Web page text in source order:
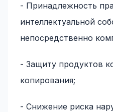
- Принадлежность
интеллектуальной
непосредственно
- Защиту продуктов
копирования;
- Снижение риска